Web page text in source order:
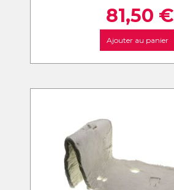
81,50 €
Ajouter au panier